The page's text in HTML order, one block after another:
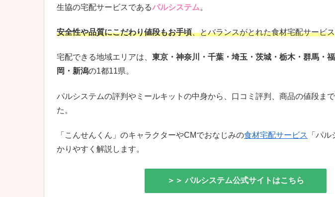
生協の宅配サービスであるパルシステム。
安全性や品質にこだわり値段もお手頃、とバランスがとれた食材宅配サービス
宅配できる地域エリアは、 東京・神奈川・千葉・埼玉・茨城・栃木・群馬・
岡・新潟の1都11県。
パルシステムの評判やミールキットの中身から、口コミ評判、商品の値段ま
た。
「こんせんくん」のキャラクターやCMでおなじみの食材宅配サービス
「パ
かりやすく解説します。
＞＞ パルシステム公式サイトはこちら